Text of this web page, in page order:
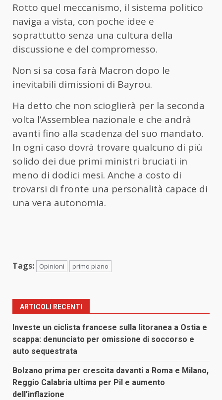
Rotto quel meccanismo, il sistema politico
naviga a vista, con poche idee e
soprattutto senza una cultura della
discussione e del compromesso.
Non si sa cosa farà Macron dopo le
inevitabili dimissioni di Bayrou.
Ha detto che non scioglierà per la seconda
volta l’Assemblea nazionale e che andrà
avanti fino alla scadenza del suo mandato.
In ogni caso dovrà trovare qualcuno di più
solido dei due primi ministri bruciati in
meno di dodici mesi. Anche a costo di
trovarsi di fronte una personalità capace di
una vera autonomia.
Tags: Opinioni primo piano
ARTICOLI RECENTI
Investe un ciclista francese sulla litoranea a Ostia e
scappa: denunciato per omissione di soccorso e
auto sequestrata
Bolzano prima per crescita davanti a Roma e Milano,
Reggio Calabria ultima per Pil e aumento
dell’inflazione